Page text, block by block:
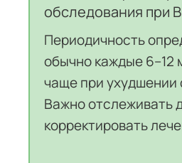
обследования при
Периодичность
обычно каждые 6–12
чаще при ухудшении
Важно отслеживать
корректировать